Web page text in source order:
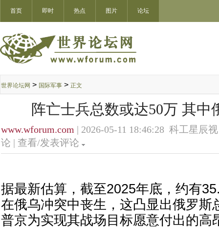
首页 即时 热点 图片 论坛
世界论坛网 > 国际军事 > 正文
阵亡士兵总数或达50万 其中
www.wforum.com | 2026-05-11 18:46:28 科工星辰
论 | 查看/发表评论
据最新估算，截至2025年底，约有
在俄乌冲突中丧生，这凸显出俄罗斯
普京为实现其战场目标愿意付出的高